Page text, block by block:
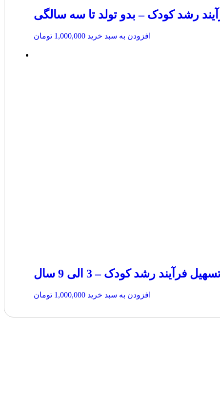
رشد کودک – بدو تولد تا سه سالگی
1,000,000 تومان افزودن به سبد خرید
فرآیند رشد کودک – 3 الی 9 سال
1,000,000 تومان افزودن به سبد خرید